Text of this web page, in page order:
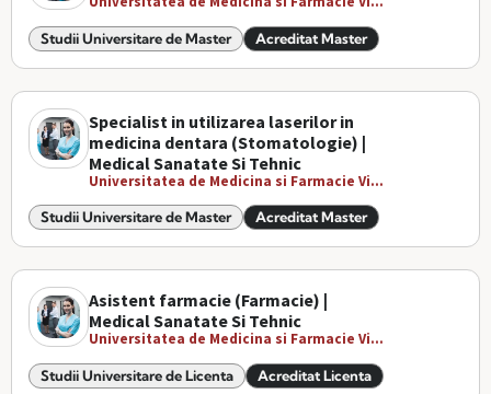
Studii Universitare de Master Acreditat Master
Specialist in utilizarea laserilor in
medicina dentara (Stomatologie) |
Medical Sanatate Si Tehnic
Universitatea de Medicina si Farmacie Vi...
Studii Universitare de Master Acreditat Master
Asistent farmacie (Farmacie) |
Medical Sanatate Si Tehnic
Universitatea de Medicina si Farmacie Vi...
Studii Universitare de Licenta Acreditat Licenta